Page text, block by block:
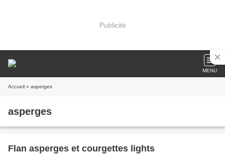
Publicité
MENU
Accueil » asperges
asperges
Flan asperges et courgettes lights